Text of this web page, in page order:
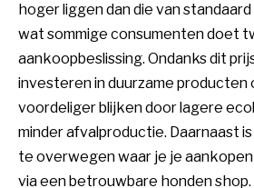
hoger liggen dan die van
wat sommige consumenten doet
aankoopbeslissing. Ondanks dit
investeren in duurzame producten
voordeliger blijken door lagere
minder afvalproductie. Daarnaast
te overwegen waar je je
via een betrouwbare honden shop